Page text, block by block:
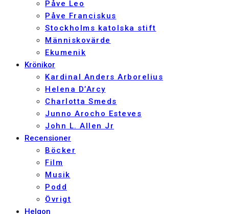
Påve Leo
Påve Franciskus
Stockholms katolska stift
Människovärde
Ekumenik
Krönikor
Kardinal Anders Arborelius
Helena D’Arcy
Charlotta Smeds
Junno Arocho Esteves
John L. Allen Jr
Recensioner
Böcker
Film
Musik
Podd
Övrigt
Helgon